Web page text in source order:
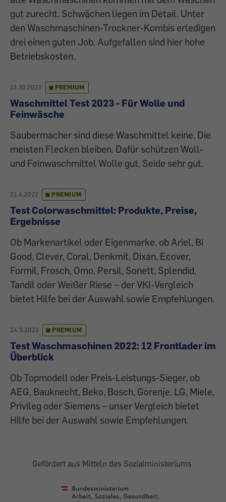
gut zurecht. Schwächen liegen im Detail. Unter
den Waschmaschinen-Trockner-Kombis erledigen
drei einen guten Job. Aufgefallen sind hier hohe
Betriebskosten.
13.10.2023 PREMIUM
Waschmittel Test 2023 - Für Wolle und
Feinwäsche
Saubermacher sind diese Waschmittel keine. Die
meisten Flecken bleiben. Dafür schützen Woll-
und Feinwaschmittel Wolle gut, Seide sehr gut.
21.4.2022 PREMIUM
Test Colorwaschmittel: Produkte, Preise,
Ergebnisse
Ob Markenartikel oder Eigenmarke, ob Ariel, Bi
Good, Clever, Coral, Denkmit, Dixan, Ecover,
Formil, Frosch, Omo, Persil, Sonett, Splendid,
Tandil oder Weißer Riese – der VKI-Vergleich
bietet Hilfe bei der Auswahl sowie Empfehlungen.
24.3.2022 PREMIUM
Test Waschmaschinen 2022: 12 Frontlader im
Überblick
Ob Topmodell oder Preis-Leistungs-Sieger, ob
AEG, Bauknecht, Beko, Bosch, Gorenje, LG, Miele,
Privileg oder Siemens – unser Vergleich bietet
Hilfe bei der Auswahl sowie Empfehlungen.
Gefördert aus Mitteln des Sozialministeriums